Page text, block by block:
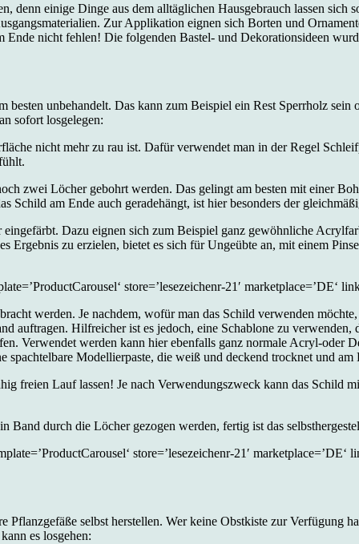
denn einige Dinge aus dem alltäglichen Hausgebrauch lassen
Zur Applikation eignen sich Borten und
nicht fehlen! Die folgenden Bastel- und Dekorationsideen
unbehandelt. Das kann zum Beispiel ein Rest Sperrholz
sofort losgelegen:
nicht mehr zu rau ist. Dafür verwendet man in der Regel
zwei Löcher gebohrt werden. Das gelingt am besten mit einer
am Ende auch geradehängt, ist hier besonders der
Dazu eignen sich zum Beispiel ganz gewöhnliche
Ergebnis zu erzielen, bietet es sich für Ungeübte an, mit einem
store=’lesezeichenr-21′ marketplace=’DE‘
werden. Je nachdem, wofür man das Schild verwenden
auftragen. Hilfreicher ist es jedoch, eine Schablone zu
Verwendet werden kann hier ebenfalls ganz normale Acryl-oder
Modellierpaste, die weiß und deckend trocknet und
freien Lauf lassen! Je nach Verwendungszweck kann das Schild
Band durch die Löcher gezogen werden, fertig ist das
store=’lesezeichenr-21′ marketplace=’DE‘
Pflanzgefäße selbst herstellen. Wer keine Obstkiste zur Verfügung
es losgehen: